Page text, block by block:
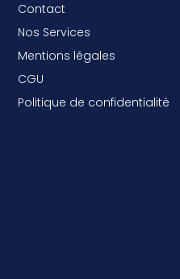
Contact
Nos Services
Mentions légales
CGU
Politique de confidentialité